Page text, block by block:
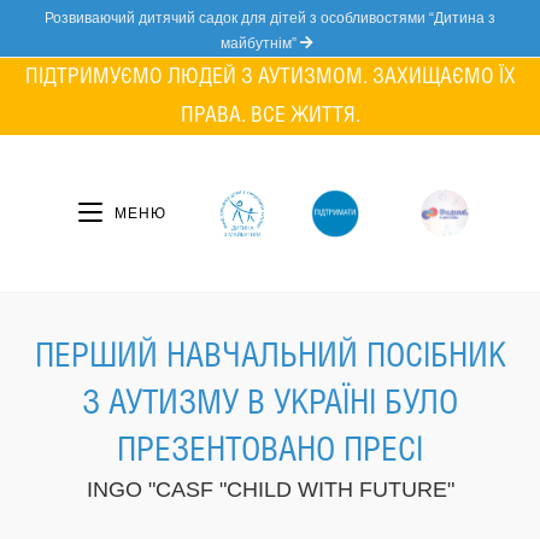
content
Розвиваючий дитячий садок для дітей з особливостями “Дитина з
майбутнім”
ПІДТРИМУЄМО ЛЮДЕЙ З АУТИЗМОМ. ЗАХИЩАЄМО ЇХ
ПРАВА. ВСЕ ЖИТТЯ.
МЕНЮ
ПЕРШИЙ НАВЧАЛЬНИЙ ПОСІБНИК
З АУТИЗМУ В УКРАЇНІ БУЛО
ПРЕЗЕНТОВАНО ПРЕСІ
INGO "CASF "CHILD WITH FUTURE"